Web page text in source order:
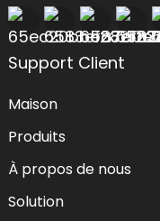
Support Client
Maison
Produits
À propos de nous
Solution